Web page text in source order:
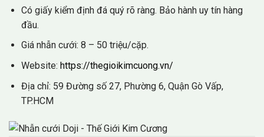
Có giấy kiểm định đá quý rõ ràng. Bảo hành uy tín hàng
đầu.
Giá nhẫn cưới: 8 – 50 triệu/cặp.
Website: https://thegioikimcuong.vn/
Địa chỉ: 59 Đường số 27, Phường 6, Quận Gò Vấp,
TP.HCM